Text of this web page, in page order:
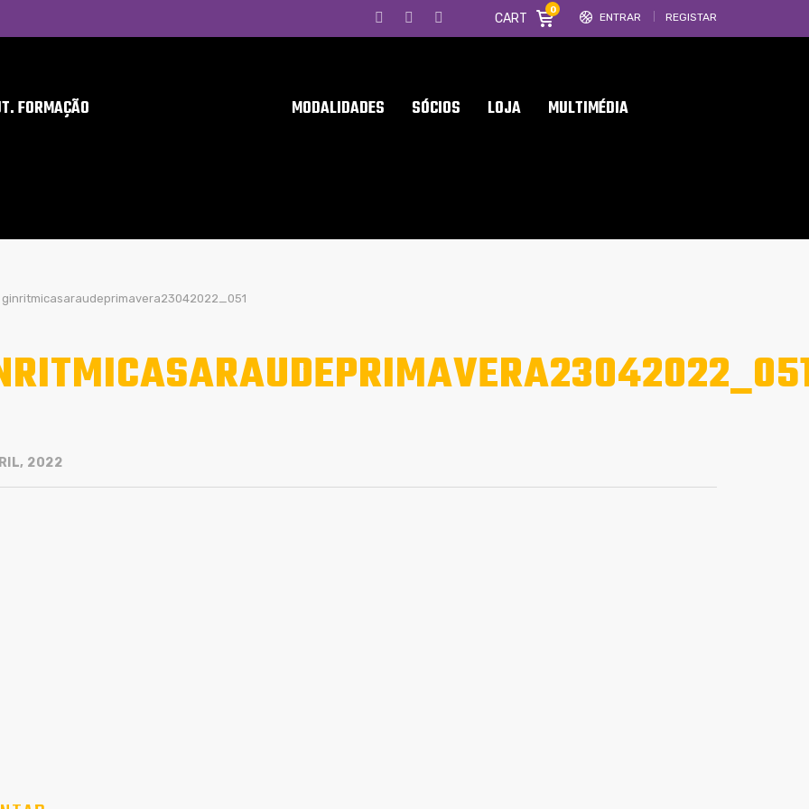
ENTRAR REGISTAR
CART
0
FORMAÇÃO MODALIDADES SÓCIOS LOJA MULTIMÉDIA
ginritmicasaraudeprimavera23042022_051
2022